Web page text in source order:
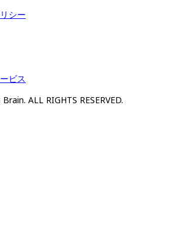
シー
ビス
ALL RIGHTS RESERVED.